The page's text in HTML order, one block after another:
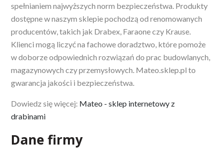
spełnianiem najwyższych norm bezpieczeństwa. Produkty
dostępne w naszym sklepie pochodzą od renomowanych
producentów, takich jak Drabex, Faraone czy Krause.
Klienci mogą liczyć na fachowe doradztwo, które pomoże
w doborze odpowiednich rozwiązań do prac budowlanych,
magazynowych czy przemysłowych. Mateo.sklep.pl to
gwarancja jakości i bezpieczeństwa.
Dowiedz się więcej: Mateo - sklep internetowy z
drabinami
Dane firmy